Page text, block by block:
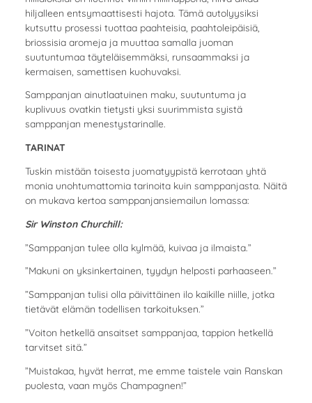
hiljalleen entsymaattisesti hajota. Tämä autolyysiksi
kutsuttu prosessi tuottaa paahteisia, paahtoleipäisiä,
briossisia aromeja ja muuttaa samalla juoman
suutuntumaa täyteläisemmäksi, runsaammaksi ja
kermaisen, samettisen kuohuvaksi.
Samppanjan ainutlaatuinen maku, suutuntuma ja
kuplivuus ovatkin tietysti yksi suurimmista syistä
samppanjan menestystarinalle.
TARINAT
Tuskin mistään toisesta juomatyypistä kerrotaan yhtä
monia unohtumattomia tarinoita kuin samppanjasta. Näitä
on mukava kertoa samppanjansiemailun lomassa:
Sir Winston Churchill:
”Samppanjan tulee olla kylmää, kuivaa ja ilmaista.”
”Makuni on yksinkertainen, tyydyn helposti parhaaseen.”
”Samppanjan tulisi olla päivittäinen ilo kaikille niille, jotka
tietävät elämän todellisen tarkoituksen.”
”Voiton hetkellä ansaitset samppanjaa, tappion hetkellä
tarvitset sitä.”
”Muistakaa, hyvät herrat, me emme taistele vain Ranskan
puolesta, vaan myös Champagnen!”